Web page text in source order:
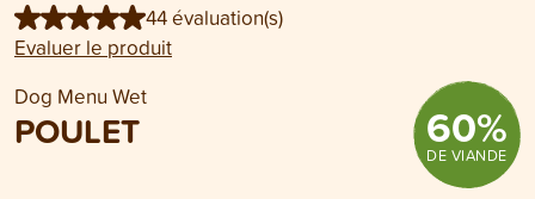
44 évaluation(s)
Evaluer le produit
Dog Menu Wet
POULET 60%
DE VIANDE